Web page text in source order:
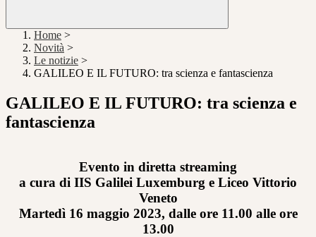
Home >
Novità >
Le notizie >
GALILEO E IL FUTURO: tra scienza e fantascienza
GALILEO E IL FUTURO: tra scienza e
fantascienza
Evento in diretta streaming
a cura di IIS Galilei Luxemburg e Liceo Vittorio
Veneto
Martedì 16 maggio 2023, dalle ore 11.00 alle ore
13.00